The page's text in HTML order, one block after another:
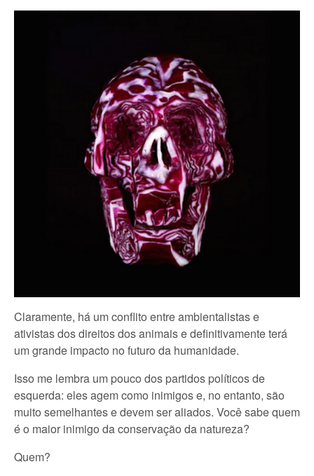
Claramente, há um conflito entre ambientalistas e
ativistas dos direitos dos animais e definitivamente terá
um grande impacto no futuro da humanidade.
Isso me lembra um pouco dos partidos políticos de
esquerda: eles agem como inimigos e, no entanto, são
muito semelhantes e devem ser aliados. Você sabe quem
é o maior inimigo da conservação da natureza?
Quem?